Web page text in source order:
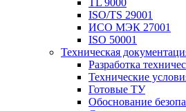
TL 9000
ISO/TS 29001
ИСО МЭК 27001
ISO 50001
Техническая
Разработка
Технические
Готовые ТУ
Обоснование